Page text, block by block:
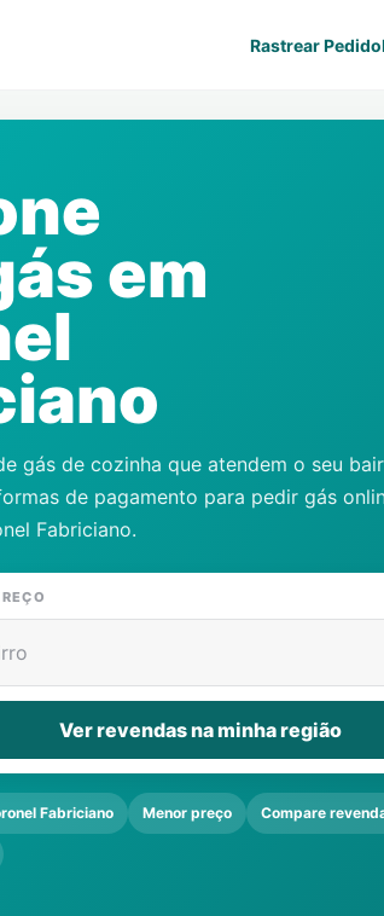
Rastrear Pedido
em
gás de cozinha que atendem o seu
de pagamento para pedir gás
Fabriciano.
Ver revendas na minha região
Fabriciano Menor preço Compare